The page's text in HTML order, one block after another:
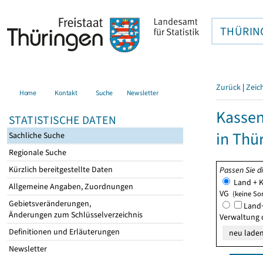
Home Kontakt Suche Newsletter
STATISTISCHE DATEN
Sachliche Suche
Regionale Suche
Kürzlich bereitgestellte Daten
Allgemeine Angaben, Zuordnungen
Gebietsveränderungen,
Änderungen zum Schlüsselverzeichnis
Definitionen und Erläuterungen
Newsletter
Zurück |
in
Passen Sie
Land +
VG (keine
Verwaltung